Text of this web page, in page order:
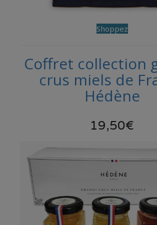
Shoppez
Coffret collection
crus miels de
Hédène
19,50€